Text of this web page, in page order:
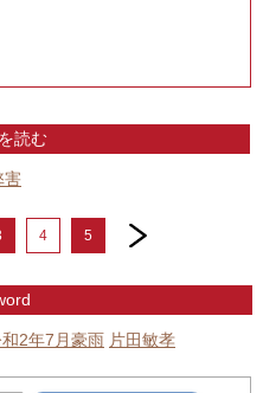
読む
害
4 5
next
2年7月豪雨 片田敏孝